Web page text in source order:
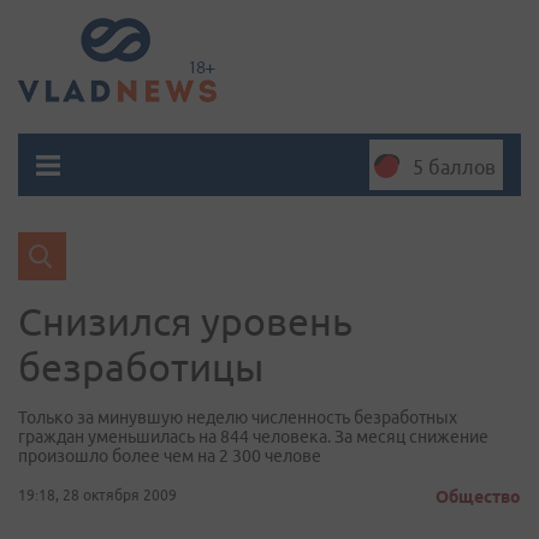
5 баллов
Снизился уровень
безработицы
Только за минувшую неделю численность безработных
граждан уменьшилась на 844 человека. За месяц снижение
произошло более чем на 2 300 челове
19:18, 28 октября 2009 Общество